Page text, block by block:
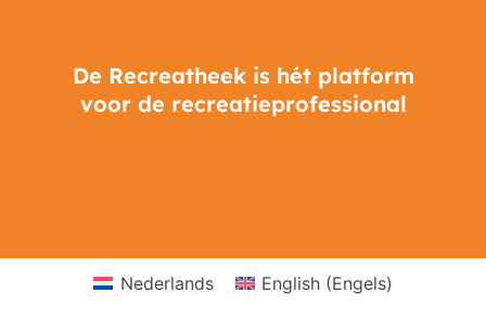
De Recreatheek is hét platform
voor de recreatieprofessional
Nederlands English(Engels)